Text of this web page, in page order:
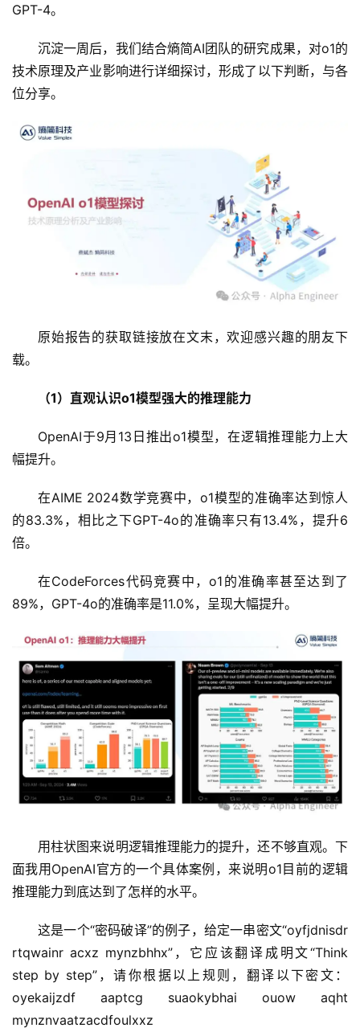
GPT-4。
沉淀一周后，我们结合熵简AI团队的研究成果，对o1的
技术原理及产业影响进行详细探讨，形成了以下判断，与各
位分享。
原始报告的获取链接放在文末，欢迎感兴趣的朋友下
载。
（1）直观认识o1模型强大的推理能力
OpenAI于9月13日推出o1模型，在逻辑推理能力上大
幅提升。
在AIME 2024数学竞赛中，o1模型的准确率达到惊人
的83.3%，相比之下GPT-4o的准确率只有13.4%，提升6
倍。
在CodeForces代码竞赛中，o1的准确率甚至达到了
89%，GPT-4o的准确率是11.0%，呈现大幅提升。
用柱状图来说明逻辑推理能力的提升，还不够直观。下
面我用OpenAI官方的一个具体案例，来说明o1目前的逻辑
推理能力到底达到了怎样的水平。
这是一个“密码破译”的例子，给定一串密文“oyfjdnisdr
rtqwainr acxz mynzbhhx”，它应该翻译成明文“Think
step by step”，请你根据以上规则，翻译以下密文：
oyekaijzdf aaptcg suaokybhai ouow aqht
mynznvaatzacdfoulxxz